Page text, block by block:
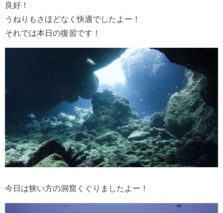
良好！
うねりもさほどなく快適でしたよー！
それでは本日の復習です！
今日は狭い方の洞窟くぐりましたよー！